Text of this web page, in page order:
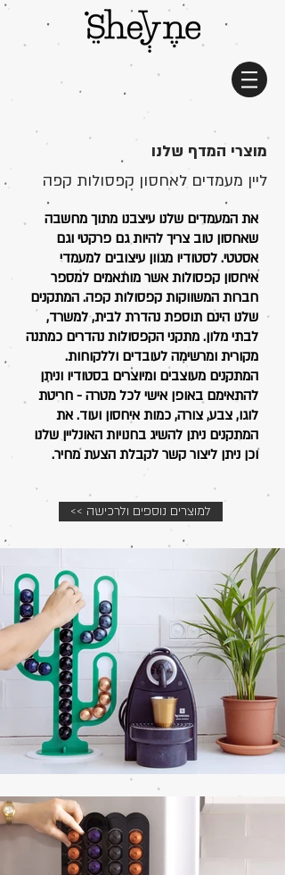
מוצרי המדף שלנו
ליין מעמדים לאחסון קפסולות קפה
את המעמדים שלנו עיצבנו מתוך מחשבה
שאחסון טוב צריך להיות גם פרקטי וגם
אסטטי. לסטודיו מגוון עיצובים למעמדי
איחסון קפסולות אשר מותאמים למספר
חברות המשווקות קפסולות קפה. המתקנים
שלנו הינם תוספת נהדרת לבית, למשרד,
לבתי מלון. מתקני הקפסולות נהדרים כמתנה
מקורית ומרשימה לעובדים וללקוחות.
המתקנים מעוצבים ומיוצרים בסטודיו וניתן
להתאימם באופן אישי לכל מטרה - חריטת
לוגו, צבע, צורה, כמות איחסון ועוד. את
המתקנים ניתן להשיג בחנויות האונליין שלנו
וכן ניתן ליצור קשר לקבלת הצעת מחיר.
<< למוצרים נוספים ולרכישה